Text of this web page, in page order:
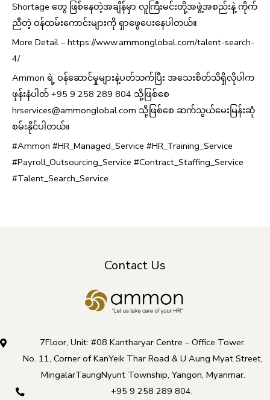
Shortage တွေ ဖြစ်နေတဲ့အချိန်မှာ လူကြီးမင်းတို့အဖွဲ့အစည်းနဲ့ ကိုက်
ညီတဲ့ ဝန်ထမ်းကောင်းများကို ရှာဖွေပေးနေပါတယ်။
More Detail – https://www.ammonglobal.com/talent-search-
4/
Ammon ရဲ့ ဝန်ဆောင်မှုများနဲ့ပတ်သက်ပြီး အသေးစိတ်သိရှိလိုပါက
ဖုန်းနံပါတ် +95 9 258 289 804 သို့ဖြစ်စေ
hrservices@ammonglobal.com သို့ဖြစ်စေ ဆက်သွယ်မေးမြန်းဆုံ
စမ်းနိုင်ပါတယ်။
#Ammon #HR_Managed_Service #HR_Training_Service
#Payroll_Outsourcing_Service #Contract_Staffing_Service
#Talent_Search_Service
Contact Us
7Floor, Unit: #08 Kantharyar Centre – Office Tower.
No. 11, Corner of KanYeik Thar Road & U Aung Myat Street,
MingalarTaungNyunt Township, Yangon, Myanmar.
+95 9 258 289 804,